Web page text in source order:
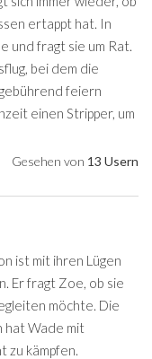
ertappt hat. In
und fragt sie um Rat.
bei dem die
feiern
einen Stripper, um
Gesehen von 13 Usern
ist mit ihren Lügen
Er fragt Zoe, ob sie
möchte. Die
hat Wade mit
kämpfen.